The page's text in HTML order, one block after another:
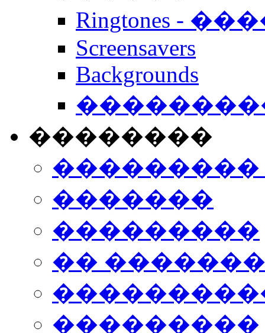
Ringtones -
Screensavers
Backgrounds
��������
���������
�������
���������
��
���������